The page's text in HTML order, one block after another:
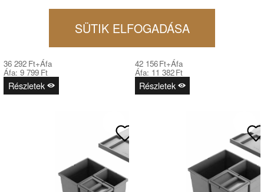
14/6,5/6,5 FIÓKBA ÉPÍTHETŐ
46 091Ft
36 292 Ft+Áfa
Áfa: 9 799 Ft
Részletek
18/18/8/8 FIÓKBA ÉPÍTHETŐ
SZEMETES
53 538Ft
42 156Ft+Áfa
Áfa: 11 382Ft
Részletek
SÜTIK ELFOGADÁSA